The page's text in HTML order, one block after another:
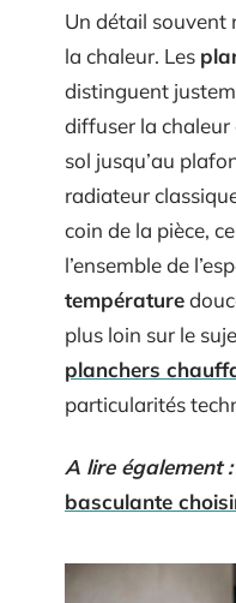
Un détail souvent
la chaleur. Les
distinguent
diffuser la
sol jusqu’au
radiateur
coin de la pièce,
l’ensemble de
température
plus loin sur le
planchers
particularités
A lire également :
basculante